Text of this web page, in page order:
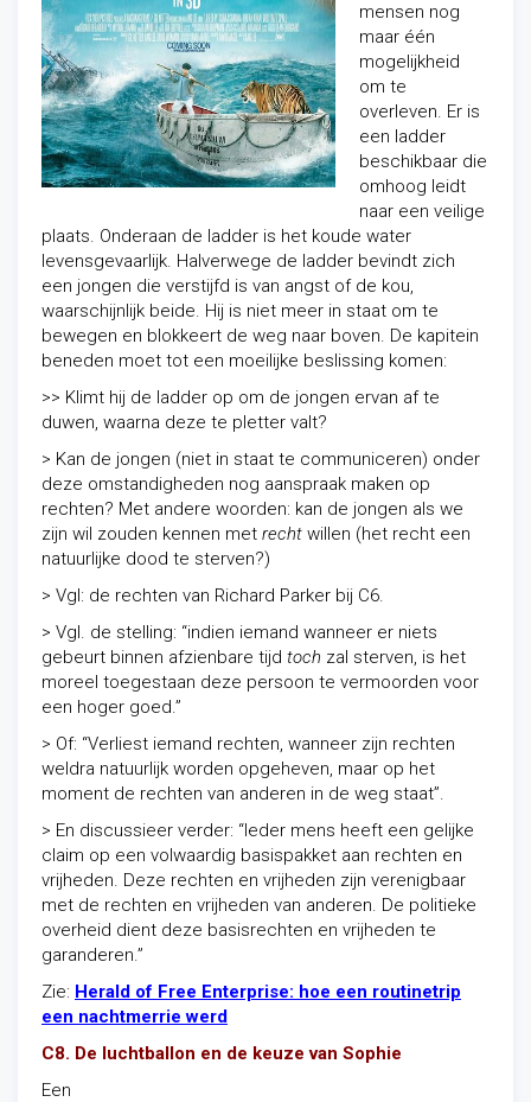
mensen nog
maar één
mogelijkheid
om te
overleven. Er is
een ladder
beschikbaar die
omhoog leidt
naar een veilige
plaats. Onderaan de ladder is het koude water
levensgevaarlijk. Halverwege de ladder bevindt zich
een jongen die verstijfd is van angst of de kou,
waarschijnlijk beide. Hij is niet meer in staat om te
bewegen en blokkeert de weg naar boven. De kapitein
beneden moet tot een moeilijke beslissing komen:
>> Klimt hij de ladder op om de jongen ervan af te
duwen, waarna deze te pletter valt?
> Kan de jongen (niet in staat te communiceren) onder
deze omstandigheden nog aanspraak maken op
rechten? Met andere woorden: kan de jongen als we
zijn wil zouden kennen met recht willen (het recht een
natuurlijke dood te sterven?)
> Vgl: de rechten van Richard Parker bij C6.
> Vgl. de stelling: “indien iemand wanneer er niets
gebeurt binnen afzienbare tijd toch zal sterven, is het
moreel toegestaan deze persoon te vermoorden voor
een hoger goed.”
> Of: “Verliest iemand rechten, wanneer zijn rechten
weldra natuurlijk worden opgeheven, maar op het
moment de rechten van anderen in de weg staat”.
> En discussieer verder: “Ieder mens heeft een gelijke
claim op een volwaardig basispakket aan rechten en
vrijheden. Deze rechten en vrijheden zijn verenigbaar
met de rechten en vrijheden van anderen. De politieke
overheid dient deze basisrechten en vrijheden te
garanderen.”
Zie: Herald of Free Enterprise: hoe een routinetrip
een nachtmerrie werd
C8. De luchtballon en de keuze van Sophie
Een